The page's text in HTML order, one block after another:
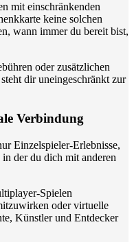
mit einschränkenden
keine solchen
wann immer du bereit bist,
oder zusätzlichen
dir uneingeschränkt zur
Verbindung
Einzelspieler-Erlebnisse,
der du dich mit anderen
Spielen
oder virtuelle
Künstler und Entdecker